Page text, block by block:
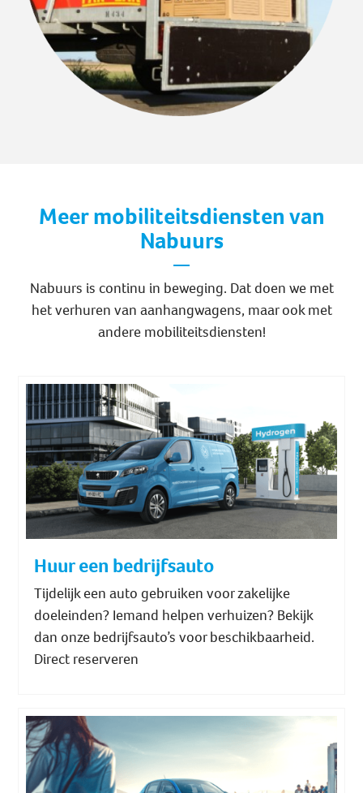
Meer mobiliteitsdiensten van
Nabuurs
Nabuurs is continu in beweging. Dat doen we met
het verhuren van aanhangwagens, maar ook met
andere mobiliteitsdiensten!
Huur een bedrijfsauto
Tijdelijk een auto gebruiken voor zakelijke
doeleinden? Iemand helpen verhuizen? Bekijk
dan onze bedrijfsauto’s voor beschikbaarheid.
Direct reserveren